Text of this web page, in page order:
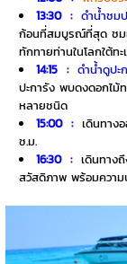
13:30 : ดำน้ำชม
ก้อนที่สมบูรณ์ที่สุด ชม
ทักทายท่านในโลกใต้ทะ
14:15 : ดำน้ำดูปะ
ปะการัง พบดงดอกไม้
หลายชนิด
15:00 :เดินทางอ
ช.ม.
16:30 : เดินทาง
สวัสดิภาพ พร้อมความ